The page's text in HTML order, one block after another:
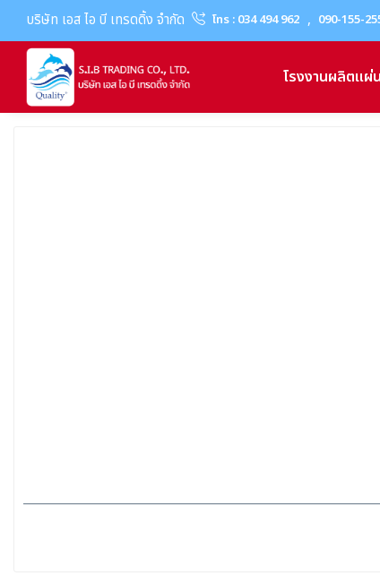
บริษัท เอส ไอ บี เทรดดิ้ง จำกัด โทร : 034 494 962 , 090-155-
โรงงานผลิตแผ่